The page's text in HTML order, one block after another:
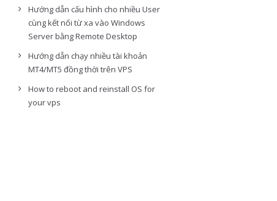
Hướng dẫn cấu hình cho nhiều User
cùng kết nối từ xa vào Windows
Server bằng Remote Desktop
Hướng dẫn chạy nhiều tài khoản
MT4/MT5 đồng thời trên VPS
How to reboot and reinstall OS for
your vps